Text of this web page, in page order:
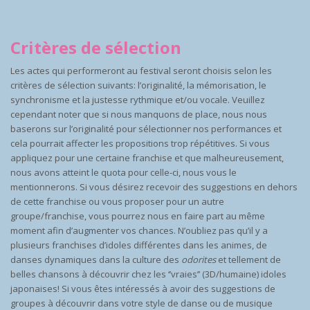
Critères de sélection
Les actes qui performeront au festival seront choisis selon les
critères de sélection suivants: l’originalité, la mémorisation, le
synchronisme et la justesse rythmique et/ou vocale. Veuillez
cependant noter que si nous manquons de place, nous nous
baserons sur l’originalité pour sélectionner nos performances et
cela pourrait affecter les propositions trop répétitives. Si vous
appliquez pour une certaine franchise et que malheureusement,
nous avons atteint le quota pour celle-ci, nous vous le
mentionnerons. Si vous désirez recevoir des suggestions en dehors
de cette franchise ou vous proposer pour un autre
groupe/franchise, vous pourrez nous en faire part au même
moment afin d’augmenter vos chances. N’oubliez pas qu’il y a
plusieurs franchises d’idoles différentes dans les animes, de
danses dynamiques dans la culture des odoriteset tellement de
belles chansons à découvrir chez les ‘’vraies’’ (3D/humaine) idoles
japonaises! Si vous êtes intéressés à avoir des suggestions de
groupes à découvrir dans votre style de danse ou de musique